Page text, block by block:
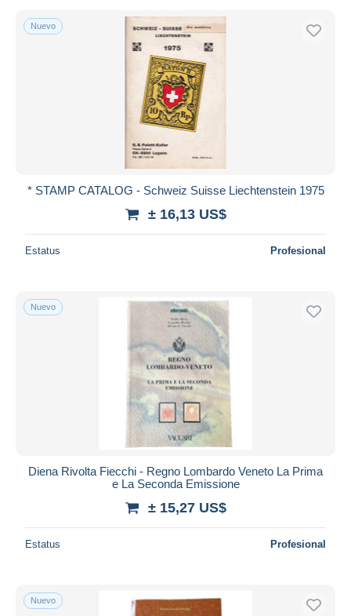
Nuevo
* STAMP CATALOG - Schweiz Suisse Liechtenstein 1975
± 16,13 US$
Estatus Profesional
Nuevo
Diena Rivolta Fiecchi - Regno Lombardo Veneto La Prima
e La Seconda Emissione
± 15,27 US$
Estatus Profesional
Nuevo